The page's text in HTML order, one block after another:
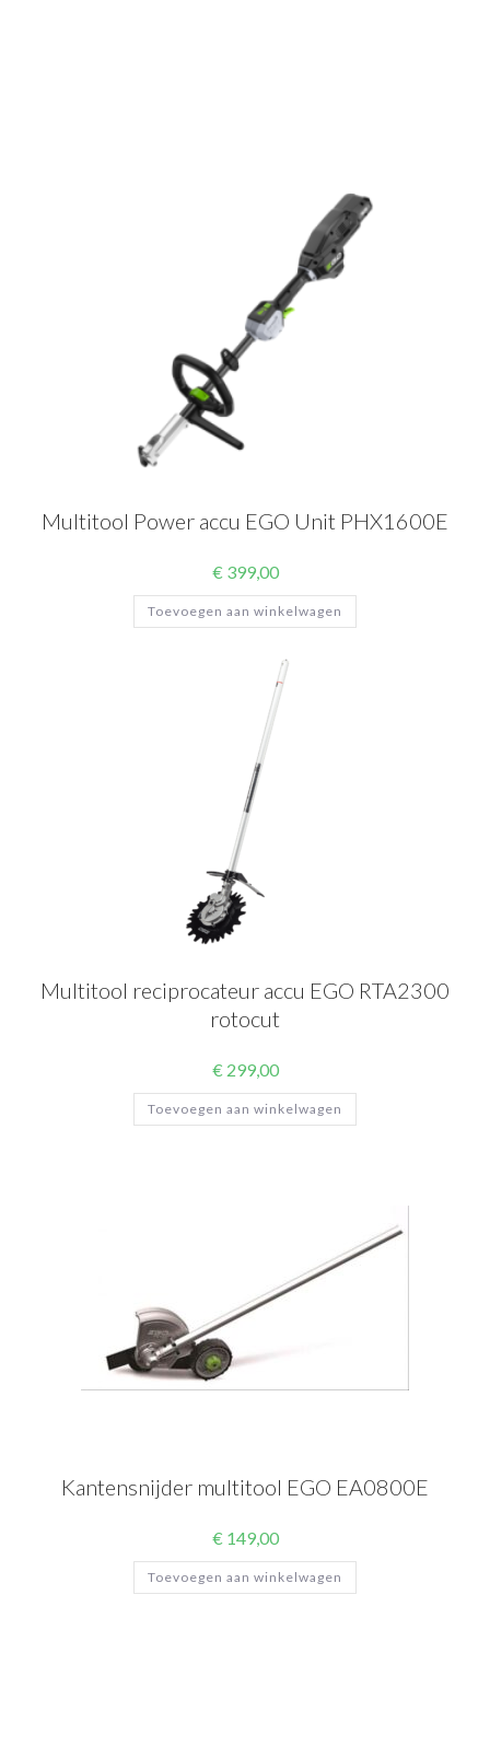
Multitool Power accu EGO Unit PHX1600E
€399,00
Toevoegen aan winkelwagen
Multitool reciprocateur accu EGO RTA2300
rotocut
€ 299,00
Toevoegen aan winkelwagen
Kantensnijder multitool EGO EA0800E
€149,00
Toevoegen aan winkelwagen